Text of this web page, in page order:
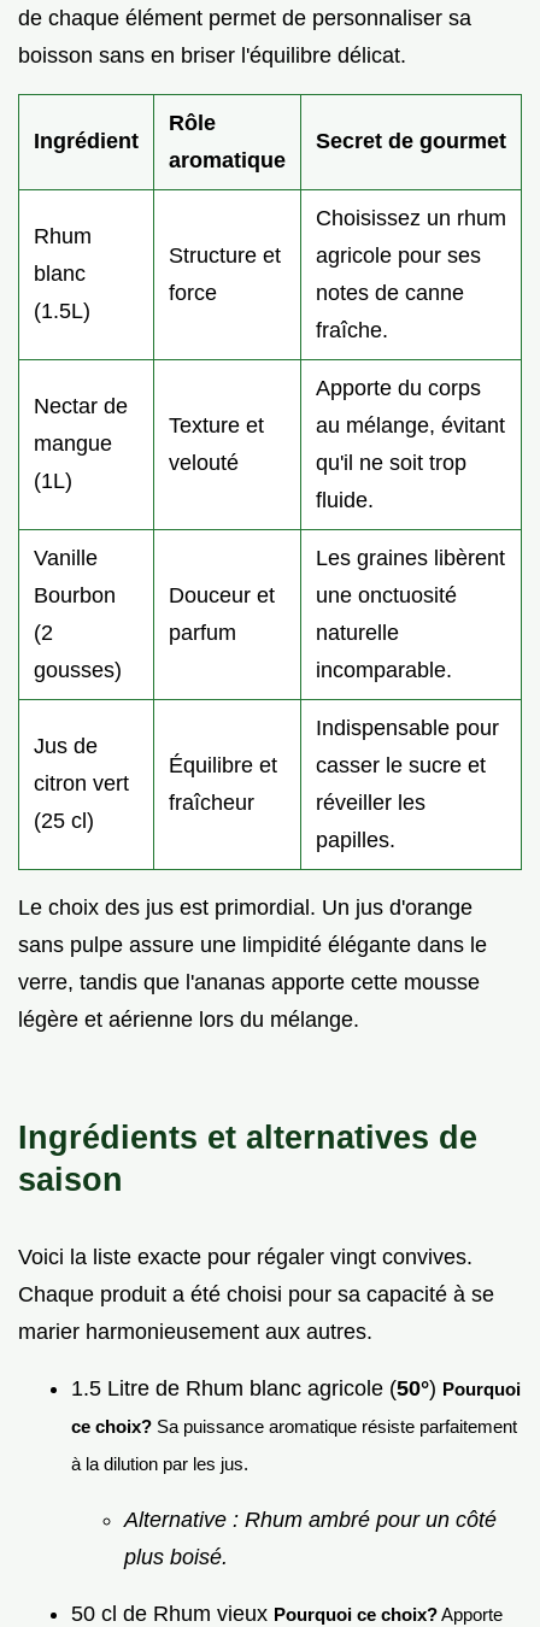
de chaque élément permet de personnaliser sa
boisson sans en briser l'équilibre délicat.
Ingrédient
Rôle
aromatique
Secret de gourmet
Rhum
blanc
(1.5L)
Structure et
force
Choisissez un rhum
agricole pour ses
notes de canne
fraîche.
Nectar de
mangue
(1L)
Texture et
velouté
Apporte du corps
au mélange, évitant
qu'il ne soit trop
fluide.
Vanille
Bourbon
(2
gousses)
Douceur et
parfum
Les graines libèrent
une onctuosité
naturelle
incomparable.
Jus de
citron vert
(25 cl)
Équilibre et
fraîcheur
Indispensable pour
casser le sucre et
réveiller les
papilles.
Le choix des jus est primordial. Un jus d'orange
sans pulpe assure une limpidité élégante dans le
verre, tandis que l'ananas apporte cette mousse
légère et aérienne lors du mélange.
Ingrédients et alternatives de
saison
Voici la liste exacte pour régaler vingt convives.
Chaque produit a été choisi pour sa capacité à se
marier harmonieusement aux autres.
1.5 Litre de Rhum blanc agricole (50°) Pourquoi
ce choix? Sa puissance aromatique résiste parfaitement
à la dilution par les jus.
Alternative : Rhum ambré pour un côté
plus boisé.
50 cl de Rhum vieux Pourquoi ce choix?Apporte